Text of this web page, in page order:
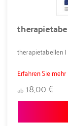
therapietabellen |
Erfahren Sie mehr
ab 18,00 €